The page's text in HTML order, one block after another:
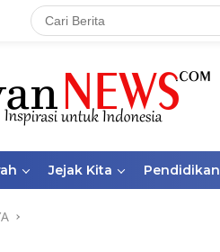
Jejak Kita Pendidikan